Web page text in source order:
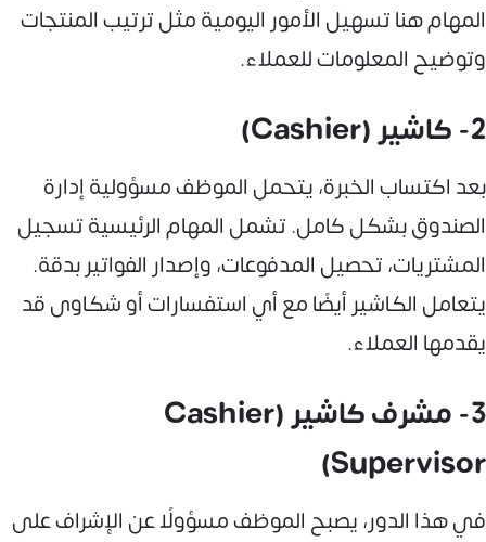
المهام هنا تسهيل الأمور اليومية مثل ترتيب المنتجات
وتوضيح المعلومات للعملاء.
2- كاشير (Cashier)
بعد اكتساب الخبرة، يتحمل الموظف مسؤولية إدارة
الصندوق بشكل كامل. تشمل المهام الرئيسية تسجيل
المشتريات، تحصيل المدفوعات، وإصدار الفواتير بدقة.
يتعامل الكاشير أيضًا مع أي استفسارات أو شكاوى قد
يقدمها العملاء.
3- مشرف كاشير (Cashier
Supervisor)
في هذا الدور، يصبح الموظف مسؤولًا عن الإشراف على